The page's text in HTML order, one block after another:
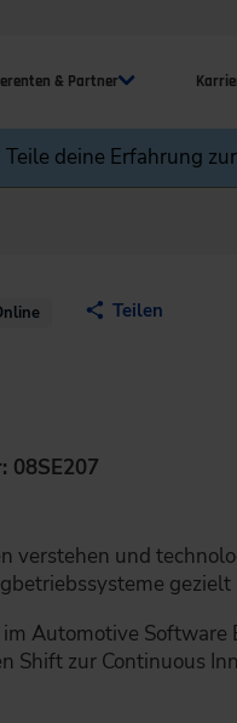
& Partner
deine Erfahrung zur
Teilen
08SE207
verstehen und
Automotive Software
Shift zur Continuous